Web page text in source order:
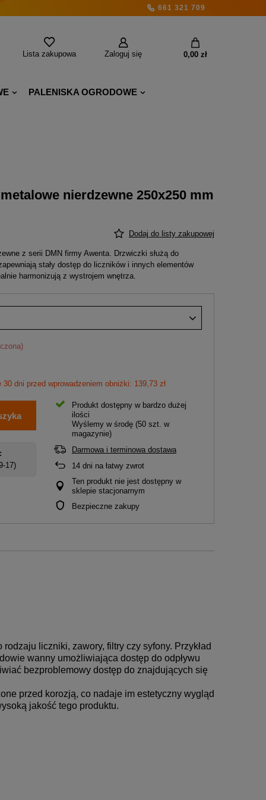
661 321 709
Zaloguj się
Lista zakupowa 0,00 zł
PALENISKA OGRODOWE
nierdzewne 250x250 mm
Dodaj do listy zakupowej
z serii DMN firmy Awenta. Drzwiczki służą do
stały dostęp do liczników i innych elementów
harmonizują z wystrojem wnętrza.
dni przed wprowadzeniem obniżki: 139,73 zł
17)
Produkt dostępny w bardzo dużej
ilości
Wyślemy w środę (50 szt. w
magazynie)
Darmowa i terminowa dostawa
14 dni na łatwy zwrot
Ten produkt nie jest dostępny w
sklepie stacjonarnym
Bezpieczne zakupy
liczniki, zawory, filtry czy syfony. Przykład
wanny umożliwiająca dostęp do odpływu
bezproblemowy dostęp do znajdujących się
przed korozją, co nadaje im estetyczny wygląd
jakość tego produktu.